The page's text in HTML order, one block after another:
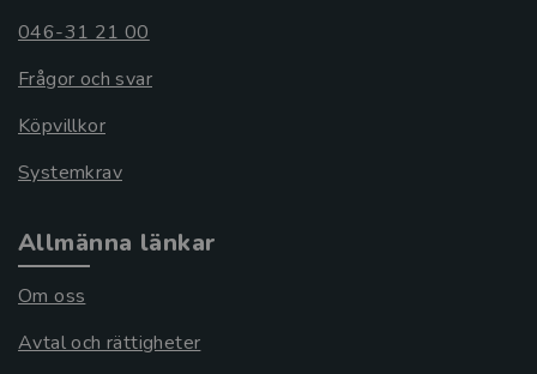
046-31 21 00
Frågor och svar
Köpvillkor
Systemkrav
Allmänna länkar
Om oss
Avtal och rättigheter